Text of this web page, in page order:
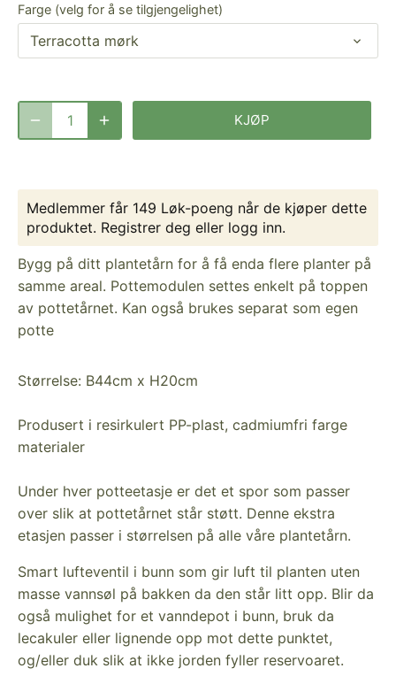
Farge (velg for å se tilgjengelighet)
Terracotta mørk
KJØP
Medlemmer får 149 Løk-poeng når de kjøper dette
produktet. Registrer deg eller logg inn.
Bygg på ditt plantetårn for å få enda flere planter på
samme areal. Pottemodulen settes enkelt på toppen
av pottetårnet. Kan også brukes separat som egen
potte
Størrelse: B44cm x H20cm
Produsert i resirkulert PP-plast, cadmiumfri farge
materialer
Under hver potteetasje er det et spor som passer
over slik at pottetårnet står støtt. Denne ekstra
etasjen passer i størrelsen på alle våre plantetårn.
Smart lufteventil i bunn som gir luft til planten uten
masse vannsøl på bakken da den står litt opp. Blir da
også mulighet for et vanndepot i bunn, bruk da
lecakuler eller lignende opp mot dette punktet,
og/eller duk slik at ikke jorden fyller reservoaret.